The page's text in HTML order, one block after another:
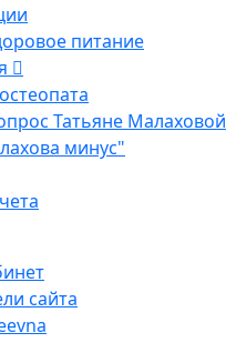
питание
Татьяне Малаховой
минус"
сайта